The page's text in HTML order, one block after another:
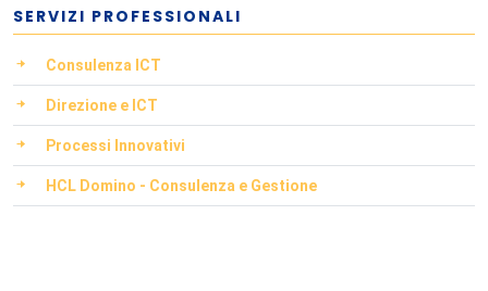
SERVIZI PROFESSIONALI
Consulenza ICT
Direzione e ICT
Processi Innovativi
HCL Domino - Consulenza e Gestione